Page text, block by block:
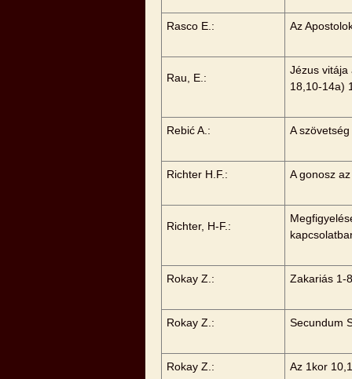
Rasco E.: Az
Rau, E.:
Jézus vitája
18,10-14a)
Rebić A.: A
Richter H.F.: A gonosz
Richter, H-F.:
Rokay Z.: Zakariás 1-
Rokay Z.: Secundum
Rokay Z.: Az 1kor